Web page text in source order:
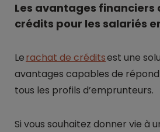
Les avantages financiers
crédits pour les salariés
Lerachat de créditsest une
avantages capables de
tous les profils d’emprunteurs.
Si vous souhaitez donner vie à